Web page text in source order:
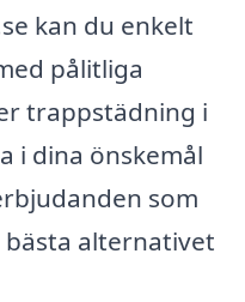
kan du enkelt
pålitliga
trappstädning i
i dina önskemål
som
alternativet